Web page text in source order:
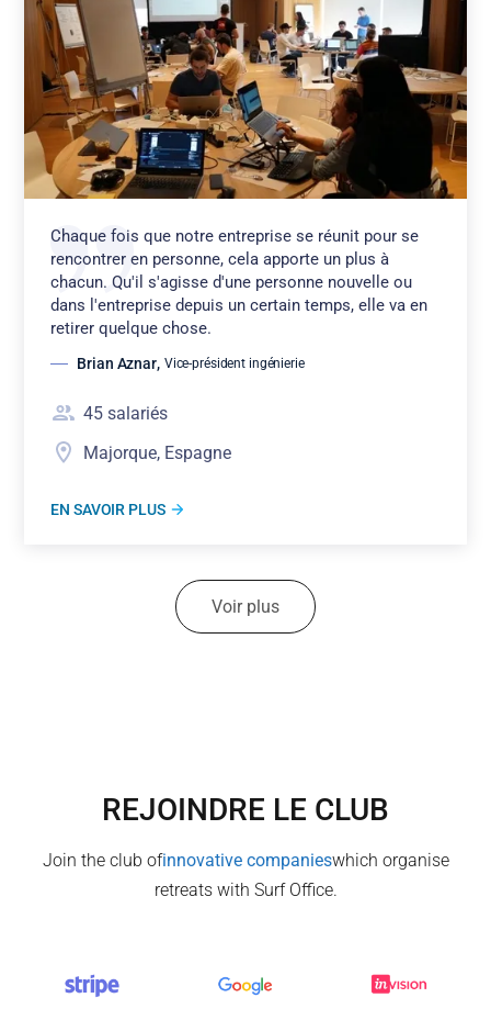
Chaque fois que notre entreprise se réunit pour se
rencontrer en personne, cela apporte un plus à
chacun. Qu'il s'agisse d'une personne nouvelle ou
dans l'entreprise depuis un certain temps, elle va en
retirer quelque chose.
Brian Aznar, Vice-président ingénierie
45 salariés
Majorque, Espagne
EN SAVOIR PLUS
Voir plus
REJOINDRE LE CLUB
Join the club ofinnovative companieswhich organise
retreats with Surf Office.